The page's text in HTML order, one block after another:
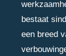
bestaat
een breed